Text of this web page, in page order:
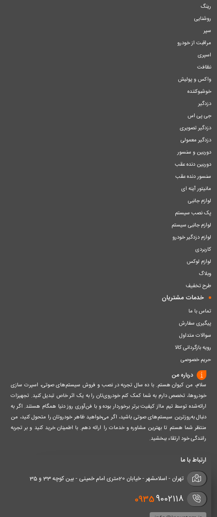
رینگ
روشنایی
سپر
مراقبت از خودرو
اسپری
نظافت
واکس و پولیش
خوشبوکننده
دزدگیر
جی پی اس
دزدگیر تصویری
دزدگیر معمولی
دوربین و سنسور
دوربین دنده عقب
سنسور دنده عقب
مانیتور آینه ای
لوازم جانبی
پک نصب سیستم
لوازم جانبی سیستم
لوازم دزدگیر خودرو
کاربردی
لوازم لوکس
وبلاگ
طرح تخفیف
خدمات مشتریان
تماس با ما
پیگیری سفارش
سوالات متداول
رویه بازگردانی کالا
حریم خصوصی
درباره من
سلام، من کیوان هستم. با ده سال تجربه در نصب و فروش سیستم‌های صوتی، اسپرت سازی
خودروها، تخصص دارم به شما کمک کنم خودروی‌تان را به یک اثر خاص تبدیل کنید. تجهیزات
ارائه‌شده توسط تیم مااز کیفیت برتر برخوردار بوده و با فن‌آوری روز دنیا همگام هستند. اگر به
دنبال به‌روزترین سیستم‌های صوتی باشید، اگر می‌خواهید ظاهر خودروتان را متحول کنید، من
منتظر شما هستم تا بهترین مشاوره و خدمات را ارائه دهم. با اطمینان خرید کنید و بر تجربه
رانندگی خود ارتقاء ببخشید.
ارتباط با ما
تهران - اسلامشهر - خیابان 20متری امام خمینی - بین کوچه 33 و 35
09359002118